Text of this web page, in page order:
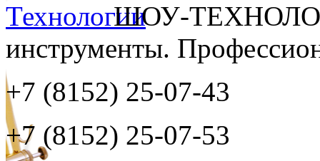
ШОУ-
инструменты.
+7 (8152) 25-07-43
+7 (8152) 25-07-53